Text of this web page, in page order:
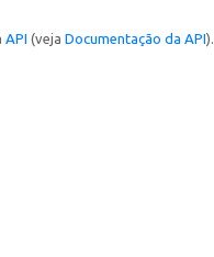
API (veja Documentação da API).